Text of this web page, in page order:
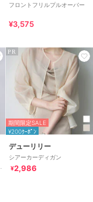
フロントフリルプルオーバー
¥3,575
PR
期間限定SALE
¥200ｸｰﾎﾟﾝ
デューリリー
シアーカーディガン
¥2,986